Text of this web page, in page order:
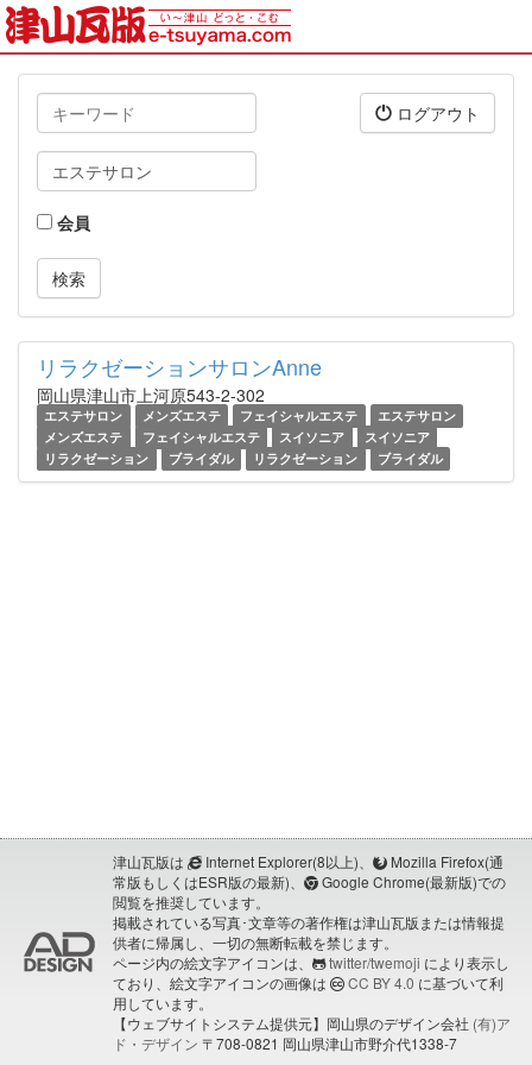
キ
ー
ワ
ド
タ
グ
会員
ログアウト
リラクゼーションサロンAnne
岡山県津山市上河原543-2-302
エステサロン メンズエステ フェイシャルエステ
エステサロン
メンズエステ
フェイシャルエステ スイソニア
スイソニア
リラクゼーション
ブライダル リラクゼーション ブライダル
津山瓦版は Internet Explorer(8以上)、
Mozilla Firefox(通
常版もしくはESR版の最新)、
Google Chrome(最新版)での
閲覧を推奨しています。
掲載されている写真･文章等の著作権は津山瓦版または情報提
供者に帰属し、一切の無断転載を禁じます。
ページ内の絵文字アイコンは、
twitter/twemoji により表示し
ており、絵文字アイコンの画像は
CC BY 4.0 に基づいて利
用しています。
【ウェブサイトシステム提供元】岡山県のデザイン会社 (有)ア
ド・デザイン 〒708-0821 岡山県津山市野介代1338-7